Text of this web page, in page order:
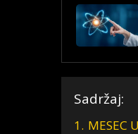
Sadržaj:
1. MESEC